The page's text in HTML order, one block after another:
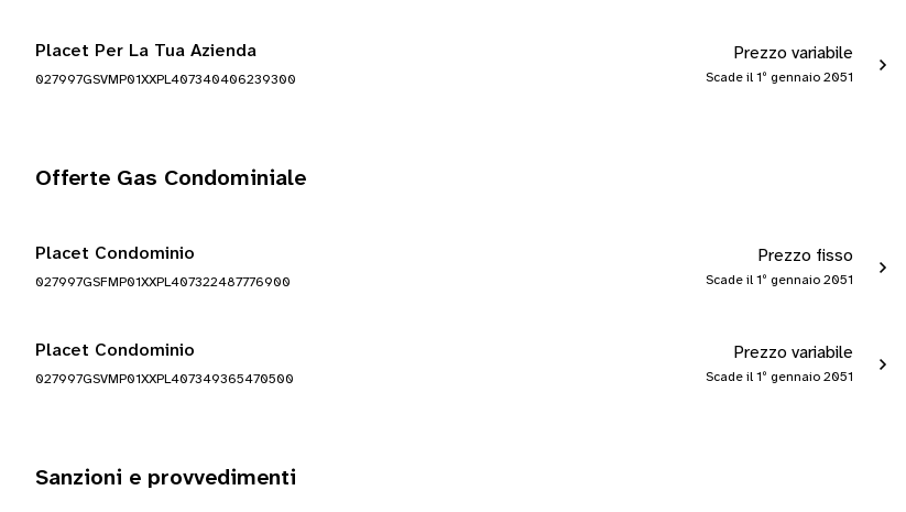
Placet Per La Tua Azienda
027997GSVMP01XXPL407340406239300
Prezzo variabile
Scade il 1º gennaio 2051
Offerte Gas Condominiale
Placet Condominio
027997GSFMP01XXPL407322487776900
Prezzo fisso
Scade il 1º gennaio 2051
Placet Condominio
027997GSVMP01XXPL407349365470500
Prezzo variabile
Scade il 1º gennaio 2051
Sanzioni e provvedimenti